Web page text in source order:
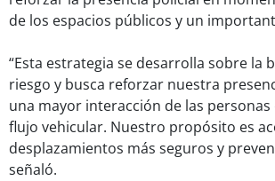
de los espacios públicos y un
“Esta estrategia se desarrolla sobre la
riesgo y busca reforzar nuestra
una mayor interacción de las
flujo vehicular. Nuestro propósito es
desplazamientos más seguros y
señaló.